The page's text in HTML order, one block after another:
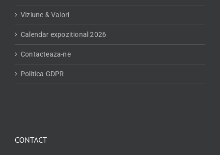
Viziune & Valori
Calendar expozitional 2026
Contacteaza-ne
Politica GDPR
CONTACT